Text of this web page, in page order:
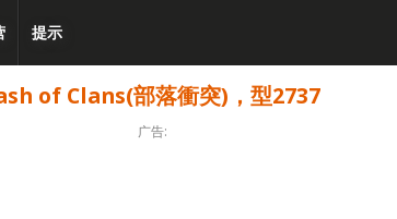
提示
of Clans(部落衝突)，型2737
广告: